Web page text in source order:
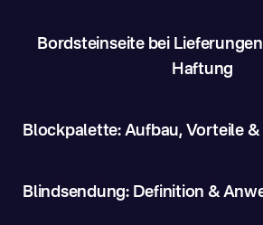
Bordsteinseite bei
Haftung
Blockpalette: Aufbau, Vorteile
Blindsendung: Definition &